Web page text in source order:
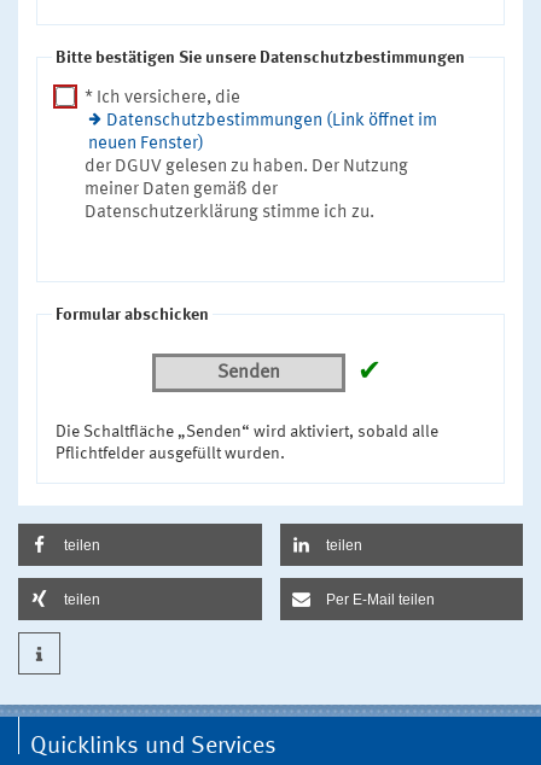
Bitte bestätigen Sie unsere Datenschutzbestimmungen
* Ich versichere, die
Datenschutzbestimmungen (Link öffnet im
neuen Fenster)
der DGUV gelesen zu haben. Der Nutzung
meiner Daten gemäß der
Datenschutzerklärung stimme ich zu.
Formular abschicken
Senden ✔
Die Schaltfläche „Senden“ wird aktiviert, sobald alle
Pflichtfelder ausgefüllt wurden.
teilen teilen
teilen Per E-Mail teilen
Quicklinks und Services